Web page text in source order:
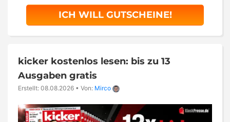
ICH WILL GUTSCHEINE!
kicker kostenlos lesen: bis zu 13
Ausgaben gratis
Erstellt: 08.08.2026 • Von: Mirco